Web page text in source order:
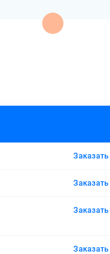
Заказать
Заказать
Заказать
Заказать